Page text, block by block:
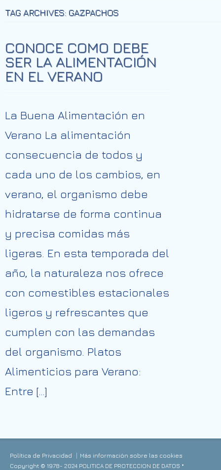
TAG ARCHIVES: GAZPACHOS
CONOCE COMO DEBE
SER LA ALIMENTACIÓN
EN EL VERANO
La Buena Alimentación en
Verano La alimentación
consecuencia de todos y
cada uno de los cambios, en
verano, el organismo debe
hidratarse de forma continua
y precisa comidas más
ligeras. En esta temporada del
año, la naturaleza nos ofrece
con comestibles estacionales
ligeros y refrescantes que
cumplen con las demandas
del organismo. Platos
Alimenticios para Verano:
Entre […]
Política de Privacidad
Más información sobre las cookies
Copyright © 1978- 2024 POLITICA DE PROTECCION DE DATOS *